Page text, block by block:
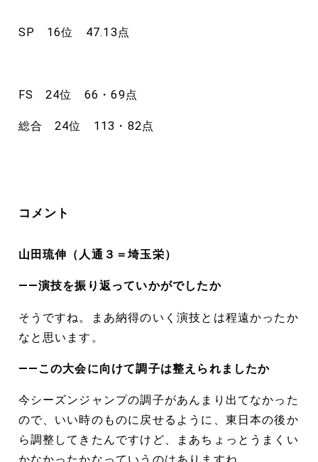
SP 16位 47.13点
FS 24位 66・69点
総合 24位 113・82点
コメント
山田琉伸（人通３＝埼玉栄）
――演技を振り返っていかがでしたか
そうですね。まあ納得のいく演技とは程遠かったか
なと思います。
――この大会に向けて調子は整えられましたか
今シーズンジャンプの調子があんまり出てなかった
ので、いい時のものに戻せるように、東日本の後か
ら調整してきたんですけど、まあちょっとうまくい